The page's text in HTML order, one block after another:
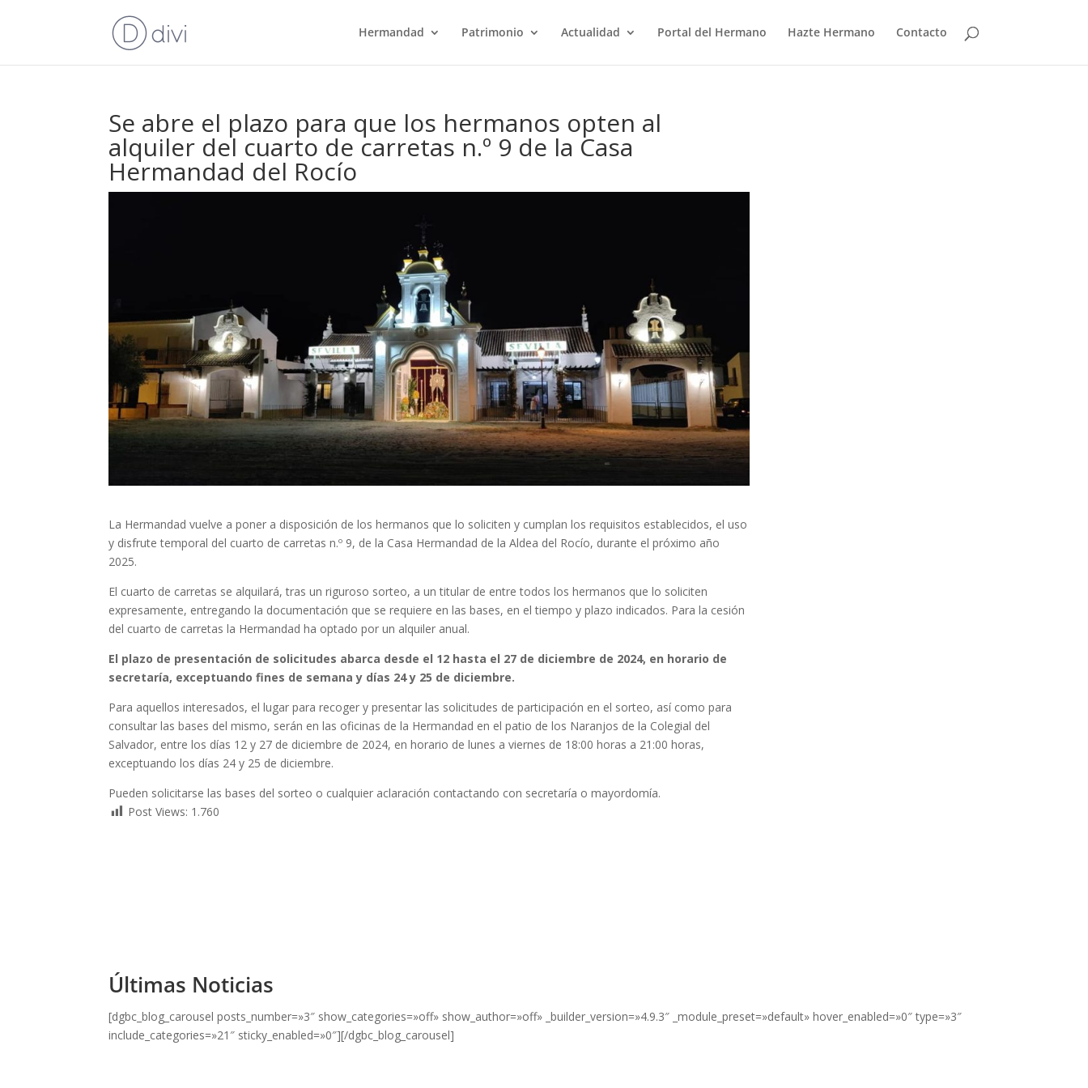
Hermandad Patrimonio Actualidad Portal del Hermano Hazte Hermano Contacto
Se abre el plazo para que los hermanos opten al
alquiler del cuarto de carretas n.º 9 de la Casa
Hermandad del Rocío
La Hermandad vuelve a poner a disposición de los hermanos que lo soliciten y cumplan los requisitos establecidos, el uso
y disfrute temporal del cuarto de carretas n.º 9, de la Casa Hermandad de la Aldea del Rocío, durante el próximo año
2025.
El cuarto de carretas se alquilará, tras un riguroso sorteo, a un titular de entre todos los hermanos que lo soliciten
expresamente, entregando la documentación que se requiere en las bases, en el tiempo y plazo indicados. Para la cesión
del cuarto de carretas la Hermandad ha optado por un alquiler anual.
El plazo de presentación de solicitudes abarca desde el 12 hasta el 27 de diciembre de 2024, en horario de
secretaría, exceptuando fines de semana y días 24 y 25 de diciembre.
Para aquellos interesados, el lugar para recoger y presentar las solicitudes de participación en el sorteo, así como para
consultar las bases del mismo, serán en las oficinas de la Hermandad en el patio de los Naranjos de la Colegial del
Salvador, entre los días 12 y 27 de diciembre de 2024, en horario de lunes a viernes de 18:00 horas a 21:00 horas,
exceptuando los días 24 y 25 de diciembre.
Pueden solicitarse las bases del sorteo o cualquier aclaración contactando con secretaría o mayordomía.
Post Views: 1.760
Últimas Noticias
[dgbc_blog_carousel posts_number=»3″ show_categories=»off» show_author=»off» _builder_version=»4.9.3″ _module_preset=»default» hover_enabled=»0″ type=»3″
include_categories=»21″ sticky_enabled=»0″][/dgbc_blog_carousel]